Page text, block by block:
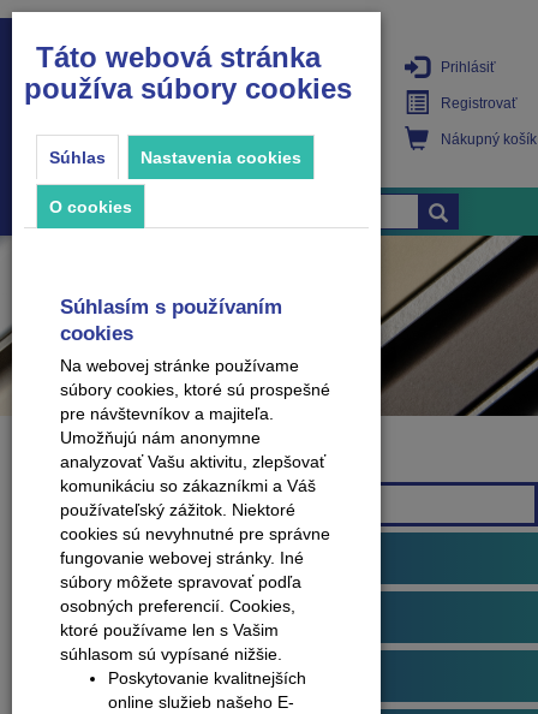
PRODUKTY
Prihlásiť
Registrovať
Nákupný košík
Značka
Všetky značky
Podlahové profily
Plávajúce podlahy
Dvere
Táto webová stránka
používa súbory cookies
Súhlas Nastavenia cookies
O cookies
Súhlasím s používaním
cookies
Na webovej stránke používame
súbory cookies, ktoré sú prospešné
pre návštevníkov a majiteľa.
Umožňujú nám anonymne
analyzovať Vašu aktivitu, zlepšovať
komunikáciu so zákazníkmi a Váš
používateľský zážitok. Niektoré
cookies sú nevyhnutné pre správne
fungovanie webovej stránky. Iné
súbory môžete spravovať podľa
osobných preferencií. Cookies,
ktoré používame len s Vašim
súhlasom sú vypísané nižšie.
Poskytovanie kvalitnejších
online služieb našeho E-